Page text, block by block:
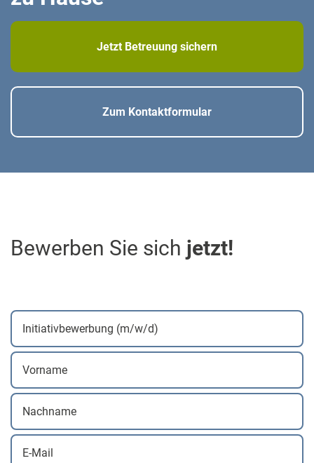
Jetzt Betreuung sichern
Zum Kontaktformular
Bewerben Sie sich jetzt!
*
*
*